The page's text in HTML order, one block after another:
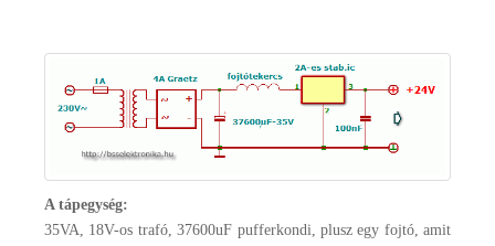
A tápegység:
35VA, 18V-os trafó, 37600uF pufferkondi, plusz egy fojtó, amit